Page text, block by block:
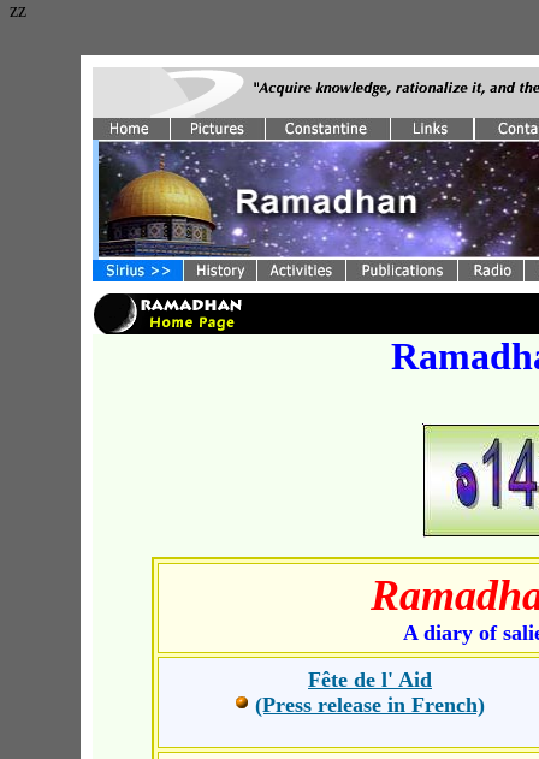
zz
A diary of
Fête de l' Aid
(Press release in French)